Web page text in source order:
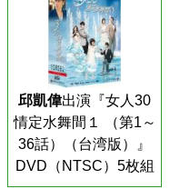
邱凱偉出演『女人30
情定水舞間１ （第1～
36話）（台湾版）』
DVD（NTSC）5枚組